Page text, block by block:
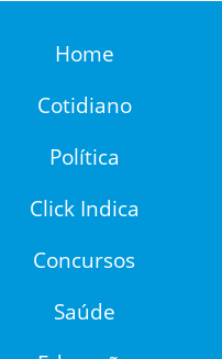
Home
Cotidiano
Política
Click Indica
Concursos
Saúde